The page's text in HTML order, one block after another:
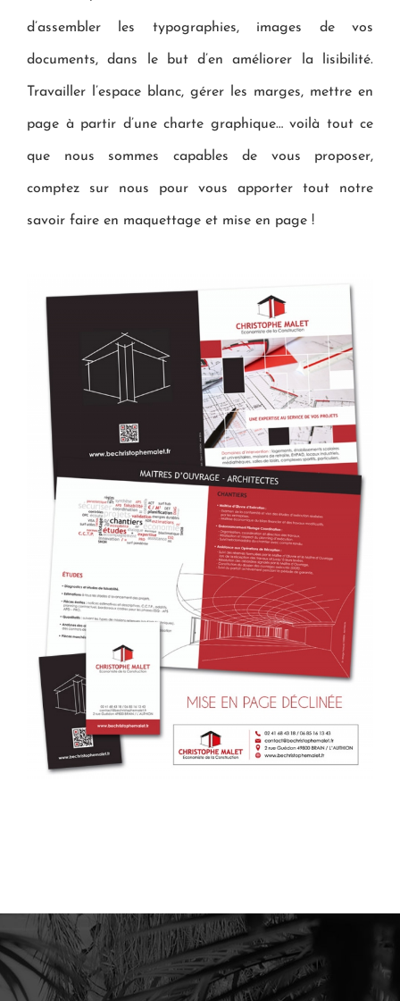
d’assembler les typographies, images de vos
documents, dans le but d’en améliorer la lisibilité.
Travailler l’espace blanc, gérer les marges, mettre en
page à partir d’une charte graphique… voilà tout ce
que nous sommes capables de vous proposer,
comptez sur nous pour vous apporter tout notre
savoir faire en maquettage et mise en page !